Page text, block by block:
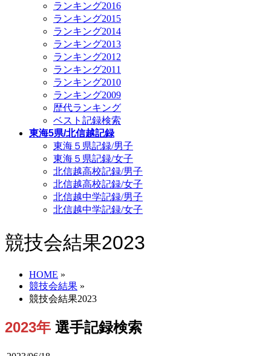
ランキング2016
ランキング2015
ランキング2014
ランキング2013
ランキング2012
ランキング2011
ランキング2010
ランキング2009
歴代ランキング
ベスト記録検索
東海5県/北信越記録
東海５県記録/男子
東海５県記録/女子
北信越高校記録/男子
北信越高校記録/女子
北信越中学記録/男子
北信越中学記録/女子
競技会結果2023
HOME »
競技会結果 »
競技会結果2023
2023年 選手記録検索